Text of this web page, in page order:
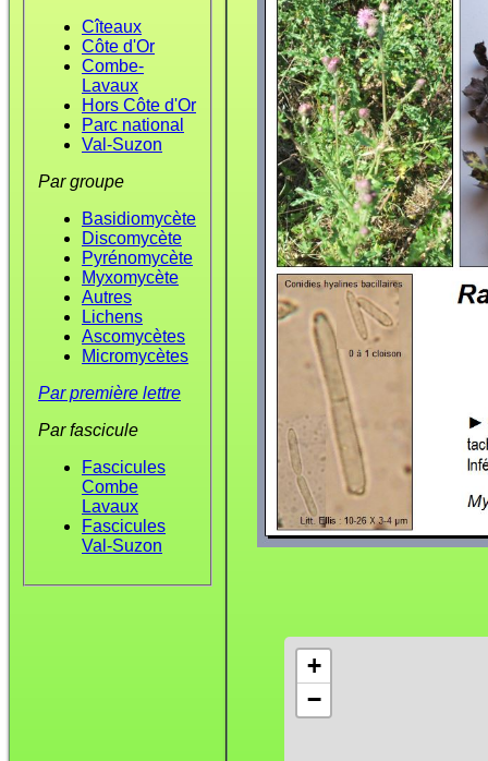
Cîteaux
Côte d'Or
Combe-
Lavaux
Hors Côte d'Or
Parc national
Val-Suzon
Par groupe
Basidiomycète
Discomycète
Pyrénomycète
Myxomycète
Autres
Lichens
Ascomycètes
Micromycètes
Par première lettre
Par fascicule
Fascicules
Combe
Lavaux
Fascicules
Val-Suzon
+
−